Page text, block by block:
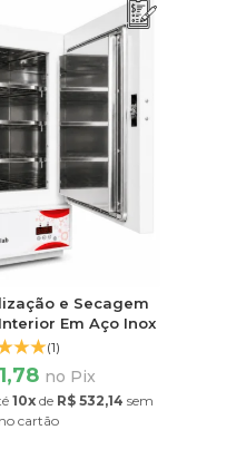
e Secagem
Em Aço Inox
(1)
no Pix
10xde R$ 532,14 sem
no cartão